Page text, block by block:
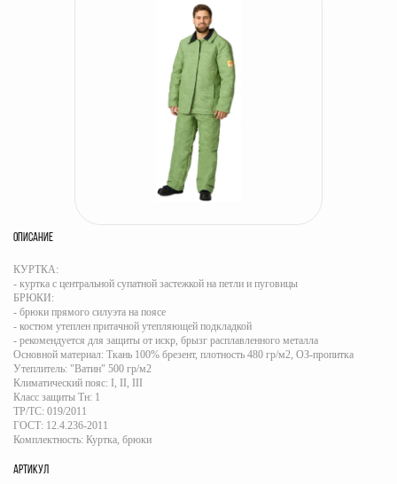
ОПИСАНИЕ
КУРТКА:
- куртка с центральной супатной застежкой на петли и пуговицы
БРЮКИ:
- брюки прямого силуэта на поясе
- костюм утеплен притачной утепляющей подкладкой
- рекомендуется для защиты от искр, брызг расплавленного металла
Основной материал: Ткань 100% брезент, плотность 480 гр/м2, ОЗ-пропитка
Утеплитель: "Ватин" 500 гр/м2
Климатический пояс: I, II, III
Класс защиты Тн: 1
ТР/ТС: 019/2011
ГОСТ: 12.4.236-2011
Комплектность: Куртка, брюки
АРТИКУЛ